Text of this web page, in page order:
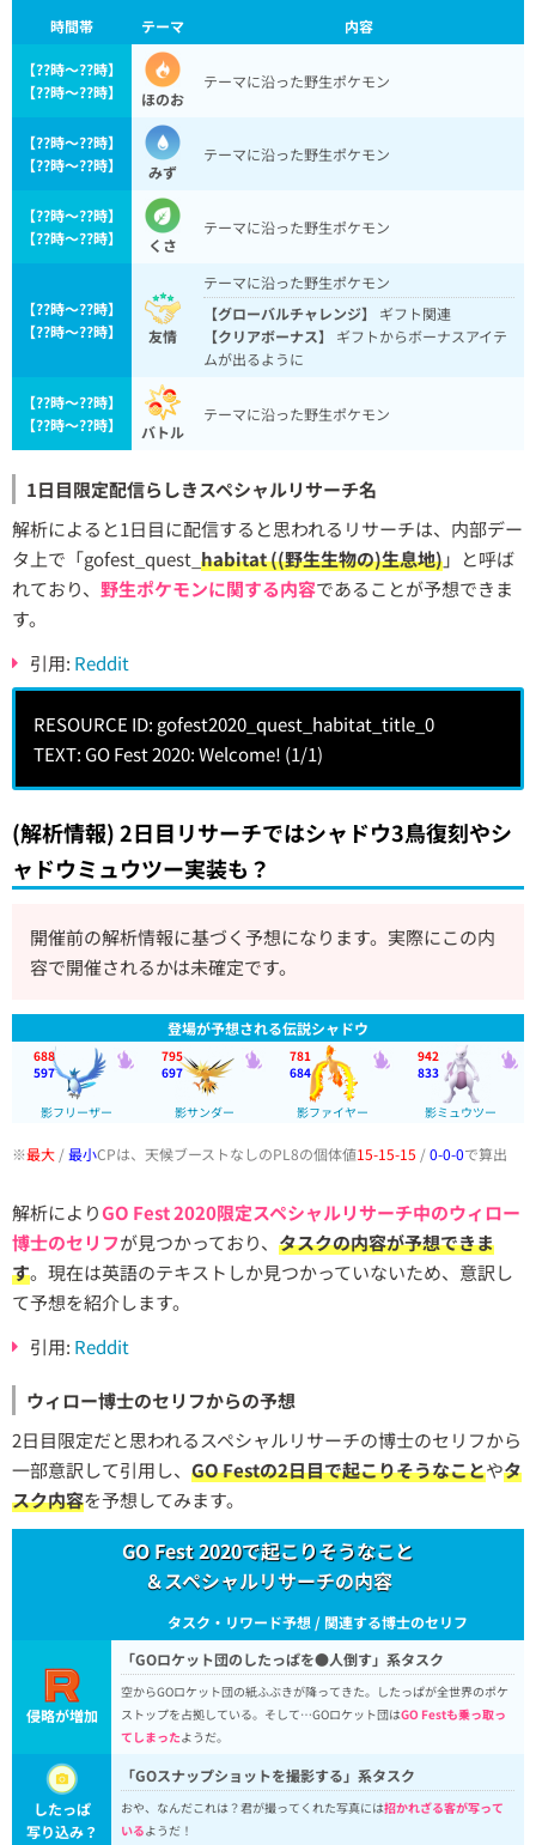
時間帯 テーマ 内容
【??時〜??時】
【??時〜??時】
ほのお
テーマに沿った野生ポケモン
【??時〜??時】
【??時〜??時】
みず
テーマに沿った野生ポケモン
【??時〜??時】
【??時〜??時】
くさ
テーマに沿った野生ポケモン
【??時〜??時】
【??時〜??時】
友情
テーマに沿った野生ポケモン
【グローバルチャレンジ】
ギフト関連
【クリアボーナス】
ギフトからボーナスアイテ
ムが出るように
【??時〜??時】
【??時〜??時】
バトル
テーマに沿った野生ポケモン
1日目限定配信らしきスペシャルリサーチ名
解析によると1日目に配信すると思われるリサーチは、内部デー
タ上で「gofest_quest_ habitat ((野生生物の)生息地)」と呼ば
れており、 野生ポケモンに関する内容であることが予想できま
す。
引用: Reddit
RESOURCE ID: gofest2020_quest_habitat_title_0
TEXT: GO Fest 2020: Welcome! (1/1)
(解析情報) 2日目リサーチではシャドウ3鳥復刻やシ
ャドウミュウツー実装も？
開催前の解析情報に基づく予想になります。実際にこの内
容で開催されるかは未確定です。
登場が予想される伝説シャドウ
688
597
影フリーザー
795
697
影サンダー
781
684
影ファイヤー
942
833
影ミュウツー
※最大 /最小CPは、天候ブーストなしのPL8の個体値15-15-15 /0-0-0で算出
解析によりGO Fest 2020限定スペシャルリサーチ中のウィロー
博士のセリフが見つかっており、 タスクの内容が予想できま
す。現在は英語のテキストしか見つかっていないため、意訳し
て予想を紹介します。
引用: Reddit
ウィロー博士のセリフからの予想
2日目限定だと思われるスペシャルリサーチの博士のセリフから
一部意訳して引用し、 GO Festの2日目で起こりそうなことやタ
スク内容を予想してみます。
GO Fest 2020で起こりそうなこと
＆スペシャルリサーチの内容
タスク・リワード予想 / 関連する博士のセリフ
侵略が増加
「GOロケット団のしたっぱを●人倒す」系タスク
空からGOロケット団の紙ふぶきが降ってきた。したっぱが全世界のポケ
ストップを占拠している。そして…GOロケット団はGO Festも乗っ取っ
てしまったようだ。
したっぱ
写り込み？
「GOスナップショットを撮影する」系タスク
おや、なんだこれは？君が撮ってくれた写真には招かれざる客が写って
いるようだ！